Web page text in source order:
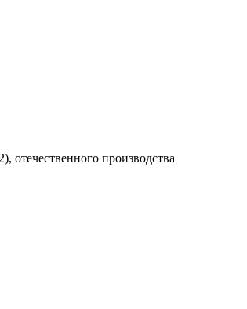
отечественного производства